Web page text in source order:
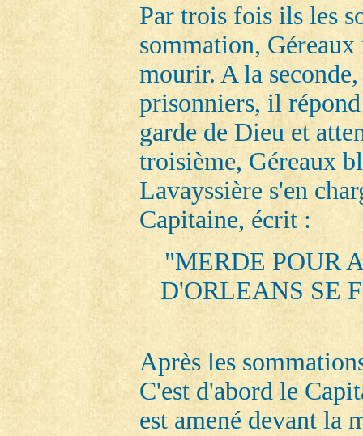
Par trois fois ils les
sommation, Géreaux
mourir. A la
prisonniers, il répond
garde de Dieu et
troisième, Géreaux
Lavayssière s'en
Capitaine, écrit :
"MERDE POUR
D'ORLEANS SE
Après les
C'est d'abord le
est amené devant la